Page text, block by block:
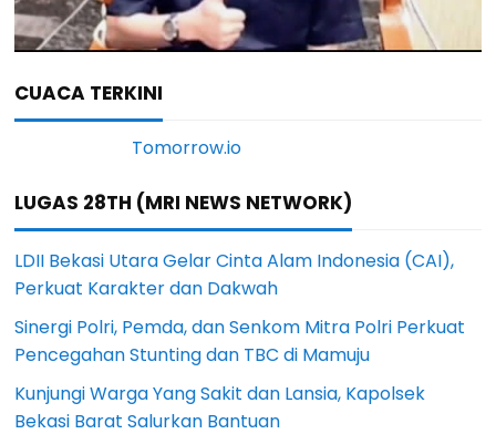
CUACA TERKINI
LUGAS 28TH (MRI NEWS NETWORK)
LDII Bekasi Utara Gelar Cinta Alam Indonesia (CAI),
Perkuat Karakter dan Dakwah
Sinergi Polri, Pemda, dan Senkom Mitra Polri Perkuat
Pencegahan Stunting dan TBC di Mamuju
Kunjungi Warga Yang Sakit dan Lansia, Kapolsek
Bekasi Barat Salurkan Bantuan